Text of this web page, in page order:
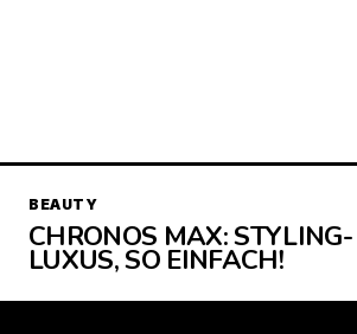
BEAUTY
CHRONOS MAX: STYLING-
LUXUS, SO EINFACH!